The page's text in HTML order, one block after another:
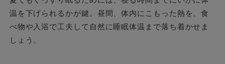
温を下げられるかが鍵。昼間、体内にこもった熱を、食
べ物や入浴で工夫して自然に睡眠体温まで落ち着かせま
しょう。